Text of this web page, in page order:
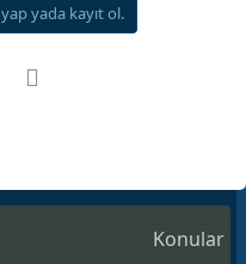
yada kayıt ol.
WhatsApp
Konular